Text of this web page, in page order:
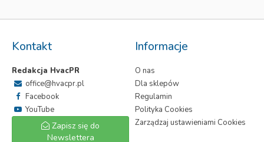
Kontakt
Redakcja HvacPR
office@hvacpr.pl
Facebook
YouTube
Zapisz się do
Newslettera
Informacje
O nas
Dla sklepów
Regulamin
Polityka Cookies
Zarządzaj ustawieniami Cookies